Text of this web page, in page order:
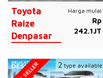
Toyota
Raize
Denpasar
Harga mulai
Rp
242.1JT
2type available